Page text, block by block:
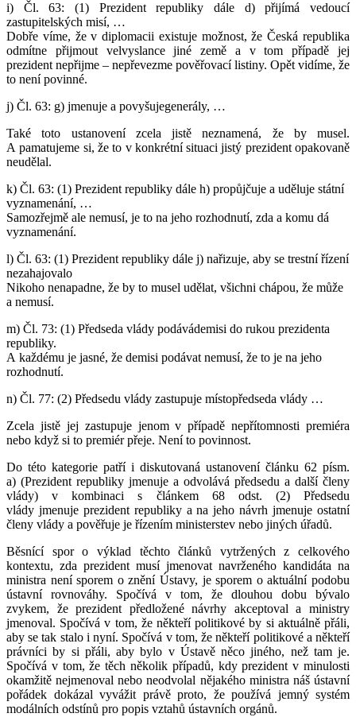
i) Čl. 63: (1) Prezident republiky dále d) přijímá vedoucí
zastupitelských misí, …
Dobře víme, že v diplomacii existuje možnost, že Česká republika
odmítne přijmout velvyslance jiné země a v tom případě jej
prezident nepřijme – nepřevezme pověřovací listiny. Opět vidíme, že
to není povinné.
j) Čl. 63: g) jmenuje a povyšujegenerály, …
Také toto ustanovení zcela jistě neznamená, že by musel.
A pamatujeme si, že to v konkrétní situaci jistý prezident opakovaně
neudělal.
k) Čl. 63: (1) Prezident republiky dále h) propůjčuje a uděluje státní
vyznamenání, …
Samozřejmě ale nemusí, je to na jeho rozhodnutí, zda a komu dá
vyznamenání.
l) Čl. 63: (1) Prezident republiky dále j) nařizuje, aby se trestní řízení
nezahajovalo
Nikoho nenapadne, že by to musel udělat, všichni chápou, že může
a nemusí.
m) Čl. 73: (1) Předseda vlády podávádemisi do rukou prezidenta
republiky.
A každému je jasné, že demisi podávat nemusí, že to je na jeho
rozhodnutí.
n) Čl. 77: (2) Předsedu vlády zastupuje místopředseda vlády …
Zcela jistě jej zastupuje jenom v případě nepřítomnosti premiéra
nebo když si to premiér přeje. Není to povinnost.
Do této kategorie patří i diskutovaná ustanovení článku 62 písm.
a) (Prezident republiky jmenuje a odvolává předsedu a další členy
vlády) v kombinaci s článkem 68 odst. (2) Předsedu
vlády jmenujeprezident republiky a na jeho návrhjmenuje ostatní
členy vlády a pověřuje je řízením ministerstev nebo jiných úřadů.
Běsnící spor o výklad těchto článků vytržených z celkového
kontextu, zda prezident musí jmenovat navrženého kandidáta na
ministra není sporem o znění Ústavy, je sporem o aktuální podobu
ústavní rovnováhy. Spočívá v tom, že dlouhou dobu bývalo
zvykem, že prezident předložené návrhy akceptoval a ministry
jmenoval. Spočívá v tom, že někteří politikové by si aktuálně přáli,
aby se tak stalo i nyní. Spočívá v tom, že někteří politikové a někteří
právníci by si přáli, aby bylo v Ústavě něco jiného, než tam je.
Spočívá v tom, že těch několik případů, kdy prezident v minulosti
okamžitě nejmenoval nebo neodvolal nějakého ministra náš ústavní
pořádek dokázal vyvážit právě proto, že používá jemný systém
modálních odstínů pro popis vztahů ústavních orgánů.